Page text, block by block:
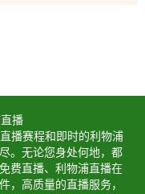
播
播赛程和即时的利物浦
。无论您身处何地，都
费直播、利物浦直播在
，高质量的直播服务，